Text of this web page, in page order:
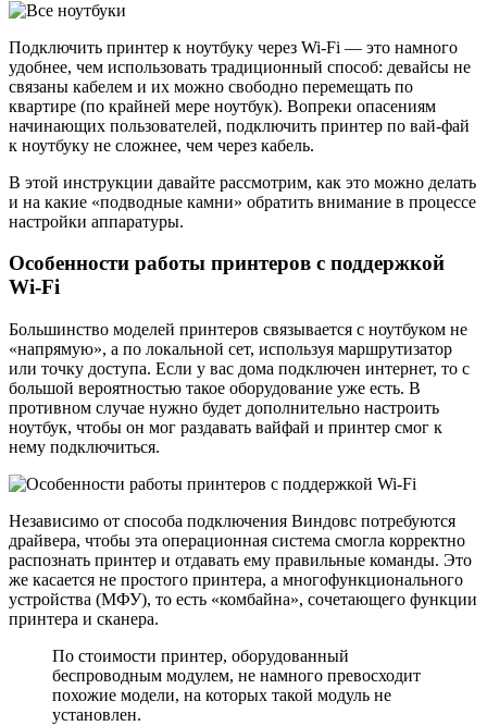
Подключить принтер к ноутбуку через Wi-Fi — это намного
удобнее, чем использовать традиционный способ: девайсы не
связаны кабелем и их можно свободно перемещать по
квартире (по крайней мере ноутбук). Вопреки опасениям
начинающих пользователей, подключить принтер по вай-фай
к ноутбуку не сложнее, чем через кабель.
В этой инструкции давайте рассмотрим, как это можно делать
и на какие «подводные камни» обратить внимание в процессе
настройки аппаратуры.
Особенности работы принтеров с поддержкой
Wi-Fi
Большинство моделей принтеров связывается с ноутбуком не
«напрямую», а по локальной сет, используя маршрутизатор
или точку доступа. Если у вас дома подключен интернет, то с
большой вероятностью такое оборудование уже есть. В
противном случае нужно будет дополнительно настроить
ноутбук, чтобы он мог раздавать вайфай и принтер смог к
нему подключиться.
Независимо от способа подключения Виндовс потребуются
драйвера, чтобы эта операционная система смогла корректно
распознать принтер и отдавать ему правильные команды. Это
же касается не простого принтера, а многофункционального
устройства (МФУ), то есть «комбайна», сочетающего функции
принтера и сканера.
По стоимости принтер, оборудованный
беспроводным модулем, не намного превосходит
похожие модели, на которых такой модуль не
установлен.